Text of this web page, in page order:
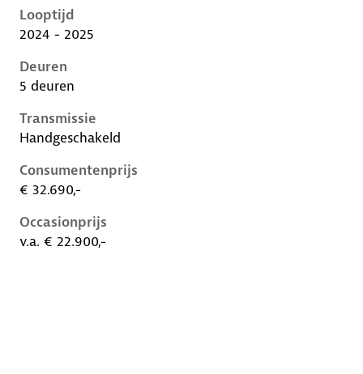
Looptijd
2024 - 2025
Deuren
5 deuren
Transmissie
Handgeschakeld
Consumentenprijs
€ 32.690,-
Occasionprijs
v.a. € 22.900,-